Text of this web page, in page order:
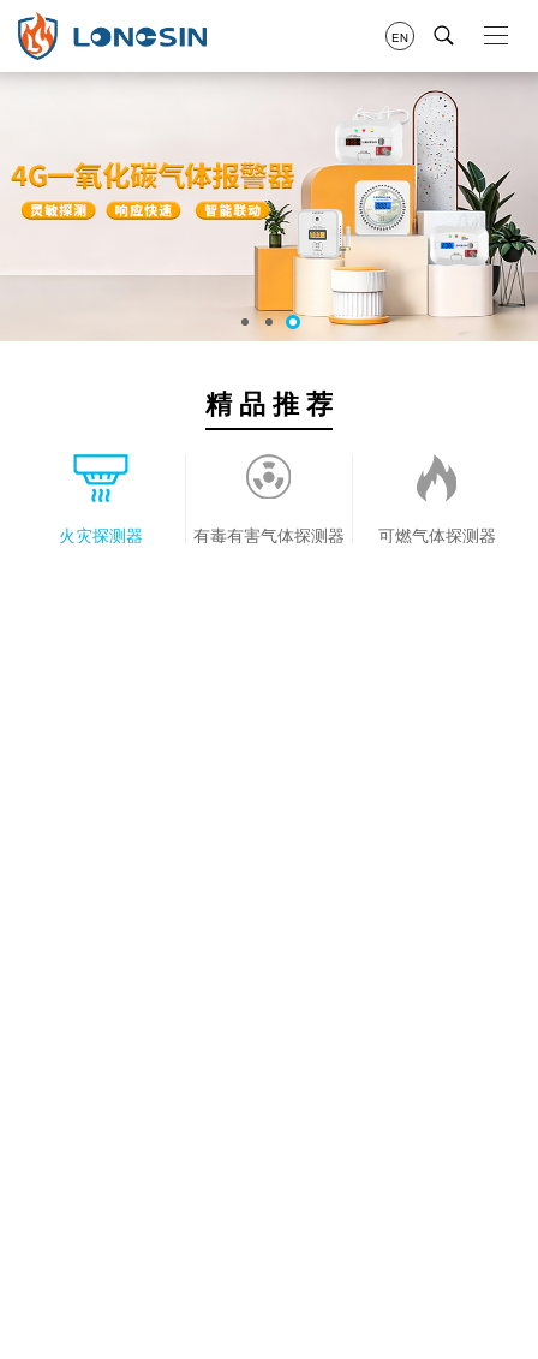
EN
精 品 推 荐
火灾探测器 有毒有害气体探测器 可燃气体探测器